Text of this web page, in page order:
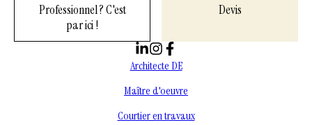
Professionnel ? C'est
par ici !
Devis
Architecte DE
Maître d'oeuvre
Courtier en travaux